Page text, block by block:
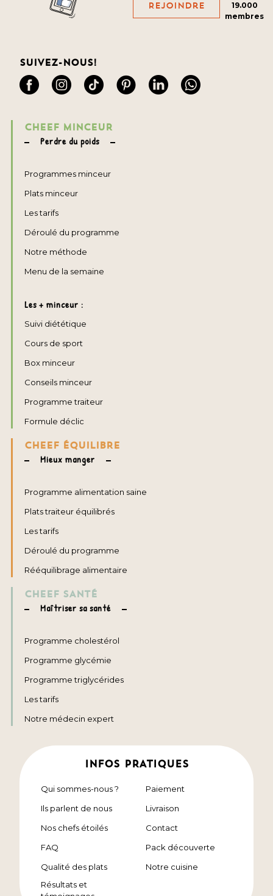
Rejoindre
19.000
membres
Suivez-nous!
CHEEF MINCEUR
Perdre du poids
Programmes minceur
Plats minceur
Les tarifs
Déroulé du programme
Notre méthode
Menu de la semaine
Les + minceur :
Suivi diététique
Cours de sport
Box minceur
Conseils minceur
Programme traiteur
Formule déclic
CHEEF ÉQUILIBRE
Mieux manger
Programme alimentation saine
Plats traiteur équilibrés
Les tarifs
Déroulé du programme
Rééquilibrage alimentaire
CHEEF SANTÉ
Maîtriser sa santé
Programme cholestérol
Programme glycémie
Programme triglycérides
Les tarifs
Notre médecin expert
INFOS PRATIQUES
Qui sommes-nous ?
Ils parlent de nous
Nos chefs étoilés
FAQ
Qualité des plats
Résultats et
Paiement
Livraison
Contact
Pack découverte
Notre cuisine